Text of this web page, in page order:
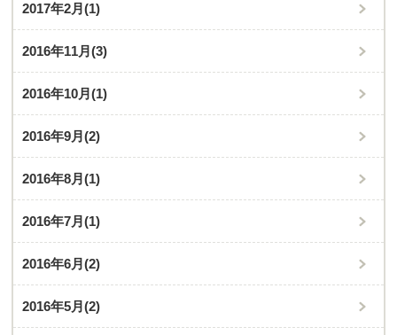
2017年2月(1)
2016年11月(3)
2016年10月(1)
2016年9月(2)
2016年8月(1)
2016年7月(1)
2016年6月(2)
2016年5月(2)